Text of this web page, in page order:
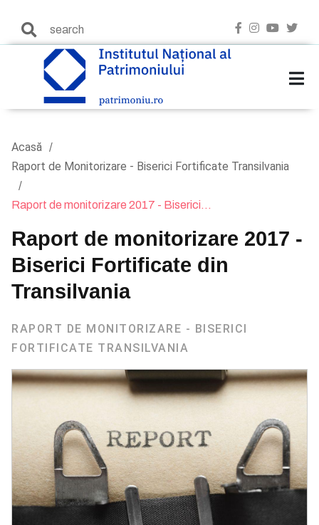
Acasă
Raport de Monitorizare - Biserici Fortificate Transilvania
Raport de monitorizare 2017 - Biserici...
Raport de monitorizare 2017 -
Biserici Fortificate din
Transilvania
RAPORT DE MONITORIZARE - BISERICI
FORTIFICATE TRANSILVANIA